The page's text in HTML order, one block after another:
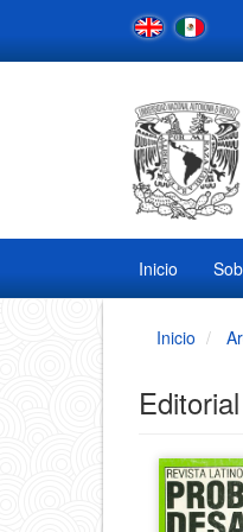
Contenido
Inicio
Inicio
Editorial
Barra